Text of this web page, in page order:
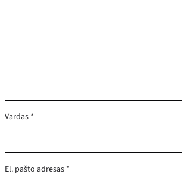
Vardas *
El. pašto adresas *